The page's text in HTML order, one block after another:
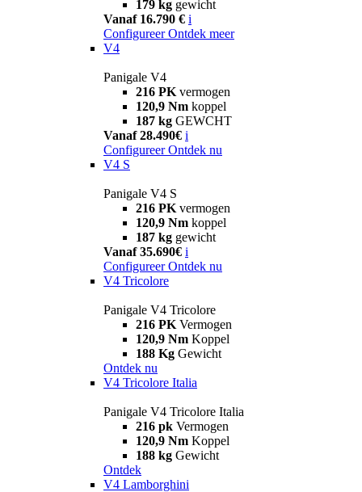
179 kg gewicht
Vanaf 16.790 € i
Configureer Ontdek meer
V4
Panigale V4
216 PK vermogen
120,9 Nm koppel
187 kg GEWCHT
Vanaf 28.490€ i
Configureer Ontdek nu
V4 S
Panigale V4 S
216 PK vermogen
120,9 Nm koppel
187 kg gewicht
Vanaf 35.690€ i
Configureer Ontdek nu
V4 Tricolore
Panigale V4 Tricolore
216 PK Vermogen
120,9 Nm Koppel
188 Kg Gewicht
Ontdek nu
V4 Tricolore Italia
Panigale V4 Tricolore Italia
216 pk Vermogen
120,9 Nm Koppel
188 kg Gewicht
Ontdek
V4 Lamborghini